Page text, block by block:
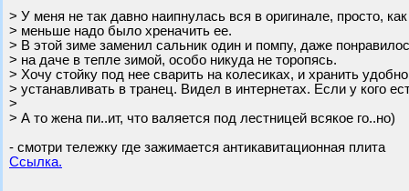
> У меня не так давно наипнулась вся в оригинале, просто,
> меньше надо было хреначить ее.
> В этой зиме заменил сальник один и помпу, даже
> на даче в тепле зимой, особо никуда не торопясь.
> Хочу стойку под нее сварить на колесиках, и хранить
> устанавливать в транец. Видел в интернетах. Если у кого
>
> А то жена пи..ит, что валяется под лестницей всякое го..но)
- смотри тележку где зажимается антикавитационная плита
Ссылка.